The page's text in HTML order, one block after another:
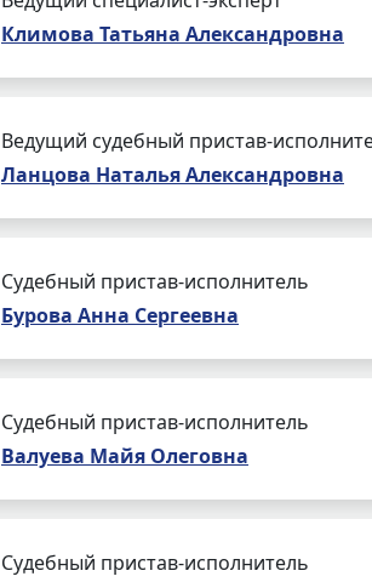
Климова Татьяна Александровна
Ведущий судебный пристав-
Ланцова Наталья Александровна
Судебный пристав-исполнитель
Бурова Анна Сергеевна
Судебный пристав-исполнитель
Валуева Майя Олеговна
Судебный пристав-исполнитель